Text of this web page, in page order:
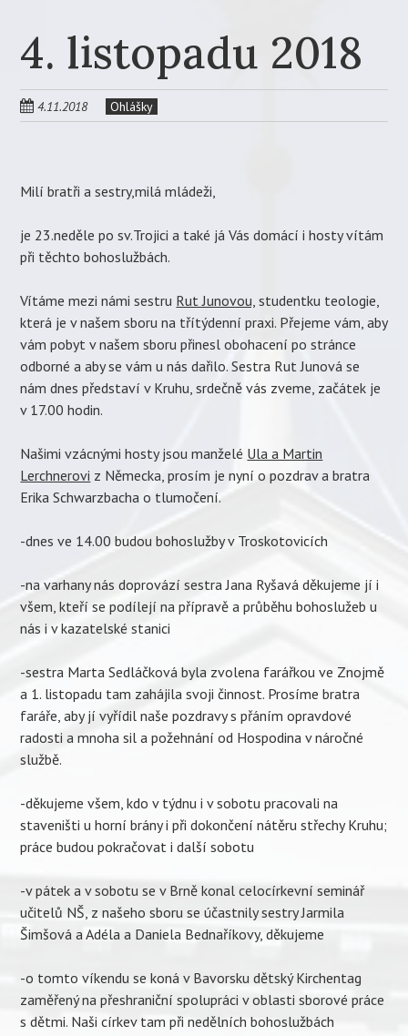
4. listopadu 2018
4.11.2018 Ohlášky
Milí bratři a sestry,milá mládeži,
je 23.neděle po sv.Trojici a také já Vás domácí i hosty vítám
při těchto bohoslužbách.
Vítáme mezi námi sestru Rut Junovou, studentku teologie,
která je v našem sboru na třítýdenní praxi. Přejeme vám, aby
vám pobyt v našem sboru přinesl obohacení po stránce
odborné a aby se vám u nás dařilo. Sestra Rut Junová se
nám dnes představí v Kruhu, srdečně vás zveme, začátek je
v 17.00 hodin.
Našimi vzácnými hosty jsou manželé Ula a Martin
Lerchnerovi z Německa, prosím je nyní o pozdrav a bratra
Erika Schwarzbacha o tlumočení.
-dnes ve 14.00 budou bohoslužby v Troskotovicích
-na varhany nás doprovází sestra Jana Ryšavá děkujeme jí i
všem, kteří se podílejí na přípravě a průběhu bohoslužeb u
nás i v kazatelské stanici
-sestra Marta Sedláčková byla zvolena farářkou ve Znojmě
a 1. listopadu tam zahájila svoji činnost. Prosíme bratra
faráře, aby jí vyřídil naše pozdravy s přáním opravdové
radosti a mnoha sil a požehnání od Hospodina v náročné
službě.
-děkujeme všem, kdo v týdnu i v sobotu pracovali na
staveništi u horní brány i při dokončení nátěru střechy Kruhu;
práce budou pokračovat i další sobotu
-v pátek a v sobotu se v Brně konal celocírkevní seminář
učitelů NŠ, z našeho sboru se účastnily sestry Jarmila
Šimšová a Adéla a Daniela Bednaříkovy, děkujeme
-o tomto víkendu se koná v Bavorsku dětský Kirchentag
zaměřený na přeshraniční spolupráci v oblasti sborové práce
s dětmi. Naši církev tam při nedělních bohoslužbách